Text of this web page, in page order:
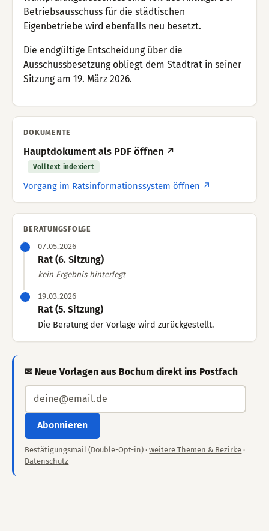
Betriebsausschuss für die städtischen
Eigenbetriebe wird ebenfalls neu besetzt.
Die endgültige Entscheidung über die
Ausschussbesetzung obliegt dem Stadtrat in seiner
Sitzung am 19. März 2026.
DOKUMENTE
Hauptdokument als PDF öffnen ↗
Volltext indexiert
Vorgang im Ratsinformationssystem öffnen ↗
BERATUNGSFOLGE
07.05.2026
Rat (6. Sitzung)
kein Ergebnis hinterlegt
19.03.2026
Rat (5. Sitzung)
Die Beratung der Vorlage wird zurückgestellt.
✉ Neue Vorlagen aus Bochum direkt ins Postfach
Abonnieren
Bestätigungsmail (Double-Opt-in) ·weitere Themen & Bezirke ·
Datenschutz